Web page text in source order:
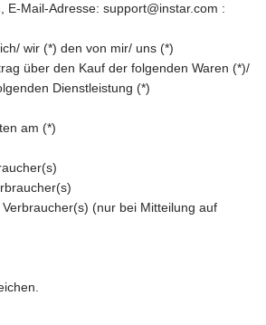
E-Mail-Adresse: support@instar.com :
wir (*) den von mir/ uns (*)
über den Kauf der folgenden Waren (*)/
Dienstleistung (*)
am (*)
(nur bei Mitteilung auf